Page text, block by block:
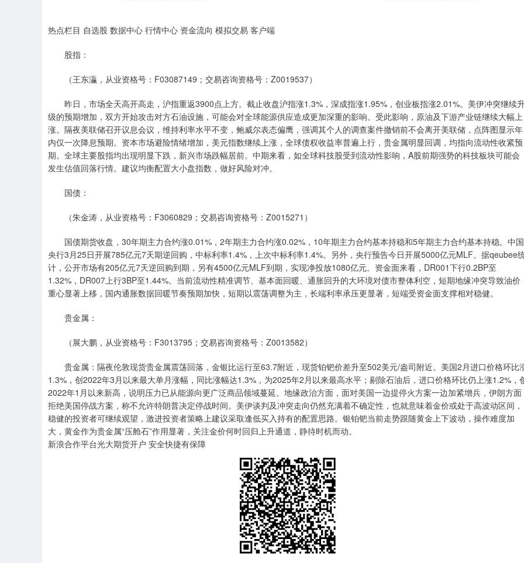
热点栏目 自选股 数据中心 行情中心 资金流向 模拟交易 客户端
股指：
（王东灜，从业资格号：F03087149；交易咨询资格号：Z0019537）
昨日，市场全天高开高走，沪指重返3900点上方。截止收盘沪指涨1.3%，深成指涨1.95%，创业板指涨2.01%。美伊冲突继续
级的预期增加，双方开始攻击对方石油设施，可能会对全球能源供应造成更加深重的影响。受此影响，原油及下游产业链继续大幅上
涨。隔夜美联储召开议息会议，维持利率水平不变，鲍威尔表态偏鹰，强调其个人的调查案件撤销前不会离开美联储，点阵图显示年
内仅一次降息预期。资本市场避险情绪增加，美元指数继续上涨，全球债权收益率普遍上行，贵金属明显回调，均指向流动性收紧预
期。全球主要股指均出现明显下跌，新兴市场跌幅居前。中期来看，如全球科技股受到流动性影响，A股前期强势的科技板块可能会
发生估值回落行情。建议均衡配置大小盘指数，做好风险对冲。
国债：
（朱金涛，从业资格号：F3060829；交易咨询资格号：Z0015271）
国债期货收盘，30年期主力合约涨0.01%，2年期主力合约涨0.02%，10年期主力合约基本持稳和5年期主力合约基本持稳。中国
央行3月25日开展785亿元7天期逆回购，中标利率1.4%，上次中标利率1.4%。另外，央行预告今日开展5000亿元MLF。据qeubee
计，公开市场有205亿元7天逆回购到期，另有4500亿元MLF到期，实现净投放1080亿元。资金面来看，DR001下行0.2BP至
1.32%，DR007上行3BP至1.44%。当前流动性精准调节、基本面回暖、通胀回升的大环境对债市整体利空，短期地缘冲突导致油价
重心显著上移，国内通胀数据回暖节奏预期加快，短期以震荡调整为主，长端利率承压更显著，短端受资金面支撑相对稳健。
贵金属：
（展大鹏，从业资格号：F3013795；交易咨询资格号：Z0013582）
贵金属：隔夜伦敦现货贵金属震荡回落，金银比运行至63.7附近，现货铂钯价差升至502美元/盎司附近。美国2月进口价格环比
1.3%，创2022年3月以来最大单月涨幅，同比涨幅达1.3%，为2025年2月以来最高水平；剔除石油后，进口价格环比仍上涨1.2%，
2022年1月以来新高，说明压力已从能源向更广泛商品领域蔓延。地缘政治方面，面对美国一边提停火方案一边加紧增兵，伊朗方面
拒绝美国停战方案，称不允许特朗普决定停战时间。美伊谈判及冲突走向仍然充满着不确定性，也就意味着金价或处于高波动区间，
稳健的投资者可继续观望，激进投资者策略上建议采取逢低买入持有的配置思路。银铂钯当前走势跟随黄金上下波动，操作难度加
大，黄金作为贵金属“压舱石”作用显著，关注金价何时回归上升通道，静待时机而动。
新浪合作平台光大期货开户 安全快捷有保障